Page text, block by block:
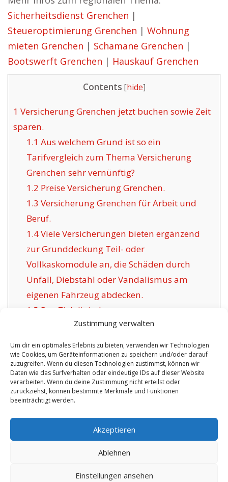
Zustimmung verwalten
Um dir ein optimales Erlebnis zu bieten, verwenden wir Technologien
wie Cookies, um Geräteinformationen zu speichern und/oder darauf
zuzugreifen. Wenn du diesen Technologien zustimmst, können wir
Daten wie das Surfverhalten oder eindeutige IDs auf dieser Website
verarbeiten. Wenn du deine Zustimmung nicht erteilst oder
zurückziehst, können bestimmte Merkmale und Funktionen
beeinträchtigt werden.
Akzeptieren
Ablehnen
Einstellungen ansehen
Sicherheitsdienst Grenchen |
Steueroptimierung Grenchen | Wohnung
mieten Grenchen | Schamane Grenchen |
Bootswerft Grenchen | Hauskauf Grenchen
Contents [hide]
1 Versicherung Grenchen jetzt buchen sowie Zeit
sparen.
1.1 Aus welchem Grund ist so ein
Tarifvergleich zum Thema Versicherung
Grenchen sehr vernünftig?
1.2 Preise Versicherung Grenchen.
1.3 Versicherung Grenchen für Arbeit und
Beruf.
1.4Viele Versicherungen bieten ergänzend
zur Grunddeckung Teil- oder
Vollkaskomodule an, die Schäden durch
Unfall, Diebstahl oder Vandalismus am
eigenen Fahrzeug abdecken.
1.5 Das Ziel digitaler
Versicherungsgesellschaften für Grenchen:
1.6
Vorzüge der angebotenen Versicherung in
Grenchen:
1.6.1Individuelle Optionen inklusive
Zertifikat:
No tags for this post.